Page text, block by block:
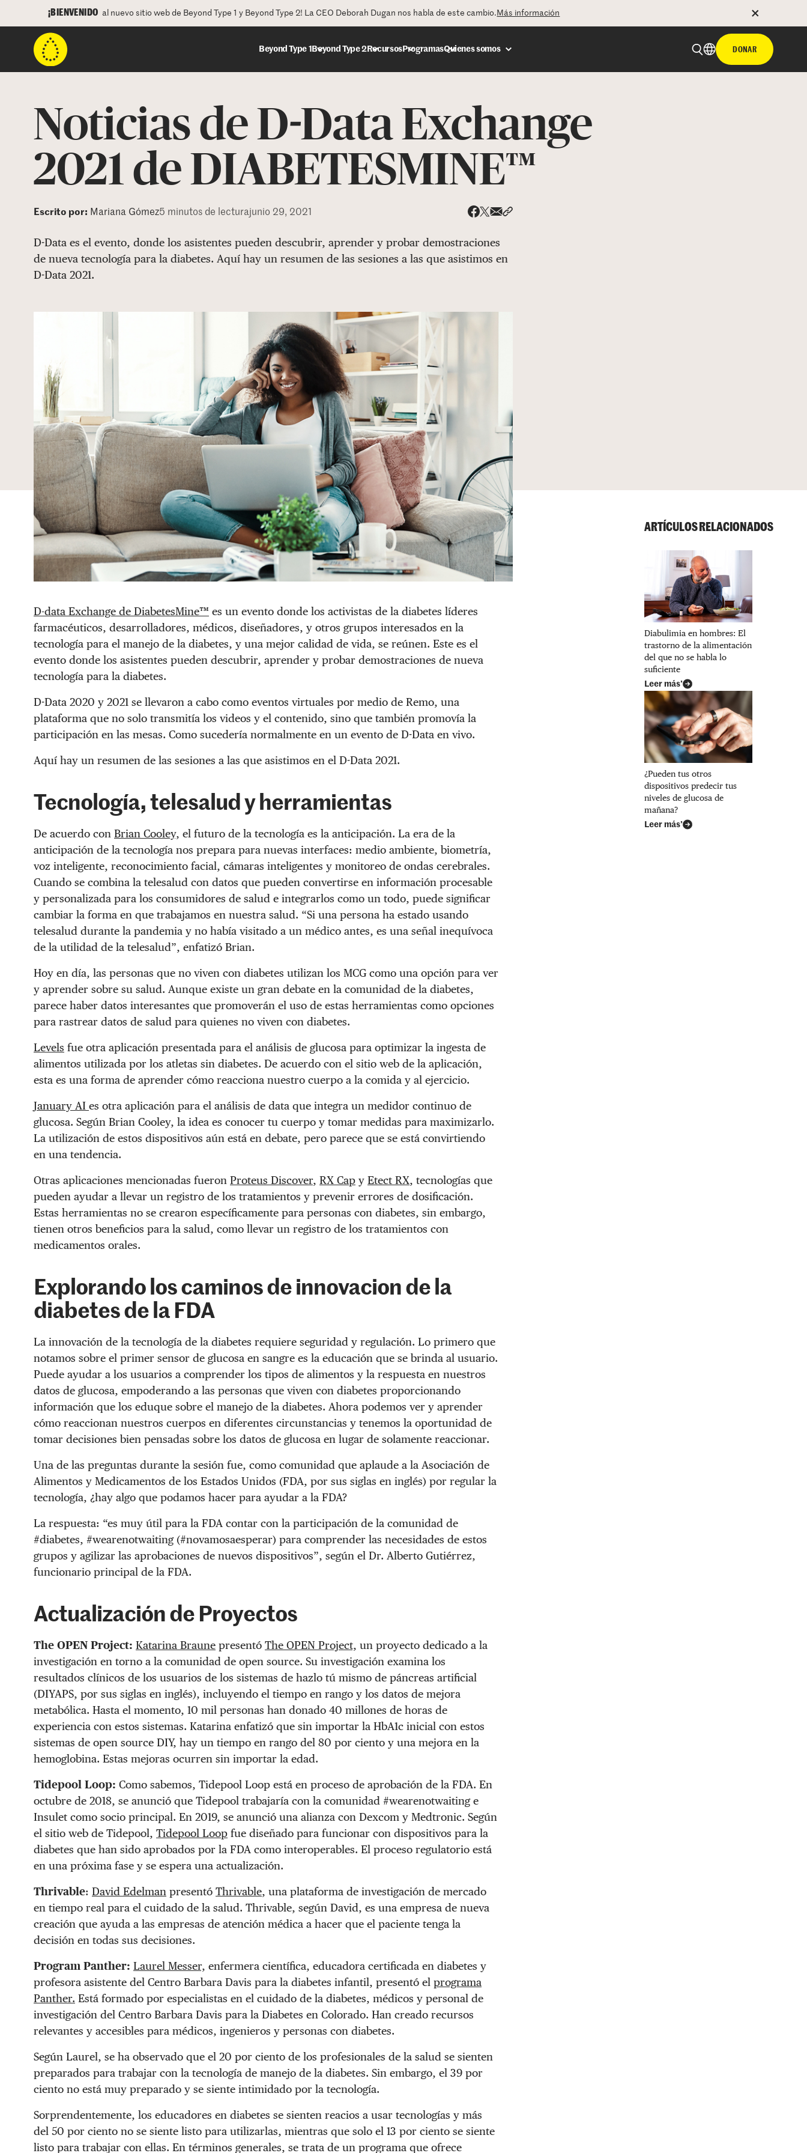
¡BIENVENIDO al nuevo sitio web de Beyond Type 1 y Beyond Type 2! La CEO Deborah Dugan nos habla de este cambio. Más información
Beyond Type 1 Beyond Type 2Recursos ProgramasQuienes somos DONAR
Noticias de D-Data Exchange
2021 de DIABETESMINE™
Escrito por: Mariana Gómez5 minutos de lecturajunio 29, 2021
D-Data es el evento, donde los asistentes pueden descubrir, aprender y probar demostraciones
de nueva tecnología para la diabetes. Aquí hay un resumen de las sesiones a las que asistimos en
D-Data 2021.
D-data Exchange de DiabetesMine™ es un evento donde los activistas de la diabetes líderes
farmacéuticos, desarrolladores, médicos, diseñadores, y otros grupos interesados en la
tecnología para el manejo de la diabetes, y una mejor calidad de vida, se reúnen. Este es el
evento donde los asistentes pueden descubrir, aprender y probar demostraciones de nueva
tecnología para la diabetes.
D-Data 2020 y 2021 se llevaron a cabo como eventos virtuales por medio de Remo, una
plataforma que no solo transmitía los videos y el contenido, sino que también promovía la
participación en las mesas. Como sucedería normalmente en un evento de D-Data en vivo.
Aquí hay un resumen de las sesiones a las que asistimos en el D-Data 2021.
Tecnología, telesalud y herramientas
De acuerdo con Brian Cooley, el futuro de la tecnología es la anticipación. La era de la
anticipación de la tecnología nos prepara para nuevas interfaces: medio ambiente, biometría,
voz inteligente, reconocimiento facial, cámaras inteligentes y monitoreo de ondas cerebrales.
Cuando se combina la telesalud con datos que pueden convertirse en información procesable
y personalizada para los consumidores de salud e integrarlos como un todo, puede significar
cambiar la forma en que trabajamos en nuestra salud. “Si una persona ha estado usando
telesalud durante la pandemia y no había visitado a un médico antes, es una señal inequívoca
de la utilidad de la telesalud”, enfatizó Brian.
Hoy en día, las personas que no viven con diabetes utilizan los MCG como una opción para ver
y aprender sobre su salud. Aunque existe un gran debate en la comunidad de la diabetes,
parece haber datos interesantes que promoverán el uso de estas herramientas como opciones
para rastrear datos de salud para quienes no viven con diabetes.
Levels fue otra aplicación presentada para el análisis de glucosa para optimizar la ingesta de
alimentos utilizada por los atletas sin diabetes. De acuerdo con el sitio web de la aplicación,
esta es una forma de aprender cómo reacciona nuestro cuerpo a la comida y al ejercicio.
January AI es otra aplicación para el análisis de data que integra un medidor continuo de
glucosa. Según Brian Cooley, la idea es conocer tu cuerpo y tomar medidas para maximizarlo.
La utilización de estos dispositivos aún está en debate, pero parece que se está convirtiendo
en una tendencia.
Otras aplicaciones mencionadas fueron Proteus Discover, RX Cap y Etect RX, tecnologías que
pueden ayudar a llevar un registro de los tratamientos y prevenir errores de dosificación.
Estas herramientas no se crearon específicamente para personas con diabetes, sin embargo,
tienen otros beneficios para la salud, como llevar un registro de los tratamientos con
medicamentos orales.
Explorando los caminos de innovacion de la
diabetes de la FDA
La innovación de la tecnología de la diabetes requiere seguridad y regulación. Lo primero que
notamos sobre el primer sensor de glucosa en sangre es la educación que se brinda al usuario.
Puede ayudar a los usuarios a comprender los tipos de alimentos y la respuesta en nuestros
datos de glucosa, empoderando a las personas que viven con diabetes proporcionando
información que los eduque sobre el manejo de la diabetes. Ahora podemos ver y aprender
cómo reaccionan nuestros cuerpos en diferentes circunstancias y tenemos la oportunidad de
tomar decisiones bien pensadas sobre los datos de glucosa en lugar de solamente reaccionar.
Una de las preguntas durante la sesión fue, como comunidad que aplaude a la Asociación de
Alimentos y Medicamentos de los Estados Unidos (FDA, por sus siglas en inglés) por regular la
tecnología, ¿hay algo que podamos hacer para ayudar a la FDA?
La respuesta: “es muy útil para la FDA contar con la participación de la comunidad de
#diabetes, #wearenotwaiting (#novamosaesperar) para comprender las necesidades de estos
grupos y agilizar las aprobaciones de nuevos dispositivos”, según el Dr. Alberto Gutiérrez,
funcionario principal de la FDA.
Actualización de Proyectos
The OPEN Project: Katarina Braune presentó The OPEN Project, un proyecto dedicado a la
investigación en torno a la comunidad de open source. Su investigación examina los
resultados clínicos de los usuarios de los sistemas de hazlo tú mismo de páncreas artificial
(DIYAPS, por sus siglas en inglés), incluyendo el tiempo en rango y los datos de mejora
metabólica. Hasta el momento, 10 mil personas han donado 40 millones de horas de
experiencia con estos sistemas. Katarina enfatizó que sin importar la HbA1c inicial con estos
sistemas de open source DIY, hay un tiempo en rango del 80 por ciento y una mejora en la
hemoglobina. Estas mejoras ocurren sin importar la edad.
Tidepool Loop: Como sabemos, Tidepool Loop está en proceso de aprobación de la FDA. En
octubre de 2018, se anunció que Tidepool trabajaría con la comunidad #wearenotwaiting e
Insulet como socio principal. En 2019, se anunció una alianza con Dexcom y Medtronic. Según
el sitio web de Tidepool, Tidepool Loop fue diseñado para funcionar con dispositivos para la
diabetes que han sido aprobados por la FDA como interoperables. El proceso regulatorio está
en una próxima fase y se espera una actualización.
Thrivable: David Edelman presentó Thrivable, una plataforma de investigación de mercado
en tiempo real para el cuidado de la salud. Thrivable, según David, es una empresa de nueva
creación que ayuda a las empresas de atención médica a hacer que el paciente tenga la
decisión en todas sus decisiones.
Program Panther: Laurel Messer, enfermera científica, educadora certificada en diabetes y
profesora asistente del Centro Barbara Davis para la diabetes infantil, presentó el programa
Panther. Está formado por especialistas en el cuidado de la diabetes, médicos y personal de
investigación del Centro Barbara Davis para la Diabetes en Colorado. Han creado recursos
relevantes y accesibles para médicos, ingenieros y personas con diabetes.
Según Laurel, se ha observado que el 20 por ciento de los profesionales de la salud se sienten
preparados para trabajar con la tecnología de manejo de la diabetes. Sin embargo, el 39 por
ciento no está muy preparado y se siente intimidado por la tecnología.
Sorprendentemente, los educadores en diabetes se sienten reacios a usar tecnologías y más
del 50 por ciento no se siente listo para utilizarlas, mientras que solo el 13 por ciento se siente
listo para trabajar con ellas. En términos generales, se trata de un programa que ofrece
ARTÍCULOS RELACIONADOS
Diabulimia en hombres: El
trastorno de la alimentación
del que no se habla lo
suficiente
Leer más’
¿Pueden tus otros
dispositivos predecir tus
niveles de glucosa de
mañana?
Leer más’